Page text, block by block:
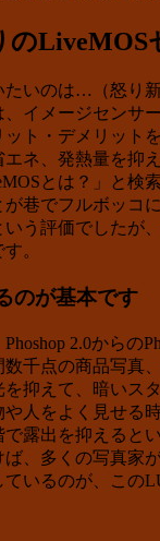
のLiveMOS
たいのは…（怒り
イメージセンサ
ット・デメリット
エネ、発熱量を抑
とは？」と検
巷でフルボッコ
う評価でしたが
。
のが基本です
2.0からの
千点の商品写真
抑えて、暗いス
や人をよく見せる
で露出を抑えると
、多くの写真家
ているのが、この